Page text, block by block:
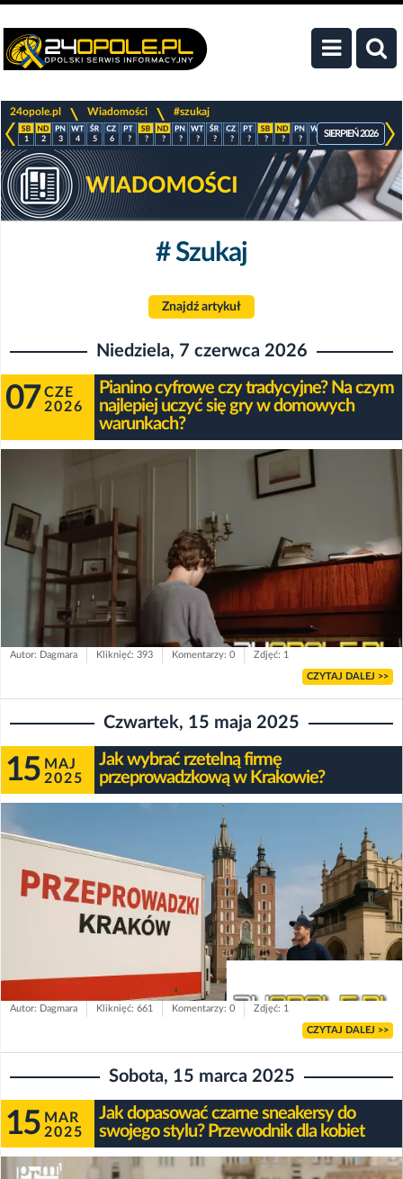
24opole.pl Wiadomości #szukaj
1 2 3 4 5 6 ? ? ? ? ? ? ? ? ? ? ? ? ? ? ?
SIERPIEŃ 2026
# Szukaj
Znajdź artykuł
Niedziela, 7 czerwca 2026
07 CZE
2026
Pianino cyfrowe czy tradycyjne? Na czym
najlepiej uczyć się gry w domowych
warunkach?
Autor: Dagmara Kliknięć: 393 Komentarzy: 0 Zdjęć: 1
CZYTAJ DALEJ >>
Czwartek, 15 maja 2025
15 MAJ
2025
Jak wybrać rzetelną firmę
przeprowadzkową w Krakowie?
Autor: Dagmara Kliknięć: 661 Komentarzy: 0 Zdjęć: 1
CZYTAJ DALEJ >>
Sobota, 15 marca 2025
15 MAR
2025
Jak dopasować czarne sneakersy do
swojego stylu? Przewodnik dla kobiet